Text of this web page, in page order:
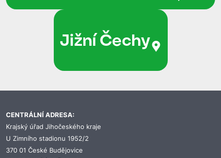
Jižní Čechy
CENTRÁLNÍ ADRESA:
Krajský úřad Jihočeského kraje
U Zimního stadionu 1952/2
370 01 České Budějovice